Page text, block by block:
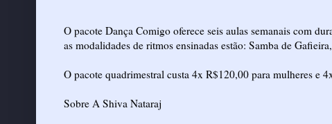
O pacote Dança Comigo oferece seis aulas semanais com
as modalidades de ritmos ensinadas estão: Samba de
O pacote quadrimestral custa 4x R$120,00 para mulheres e
Sobre A Shiva Nataraj